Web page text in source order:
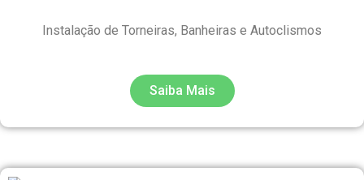
Instalação de Torneiras, Banheiras e Autoclismos
Saiba Mais